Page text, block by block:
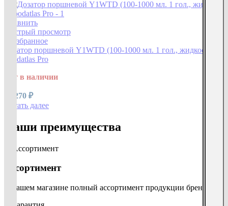
Сравнить
Быстрый просмотр
В избранное
Дозатор поршневой Y1WTD (100-1000 мл. 1 гол., жидкость)
Foodatlas Pro
Нет в наличии
69 270 ₽
Читать далее
Наши преимущества
Ассортимент
В нашем магазине полный ассортимент продукции бренда